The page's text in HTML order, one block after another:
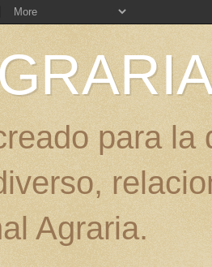
para
Agraria.